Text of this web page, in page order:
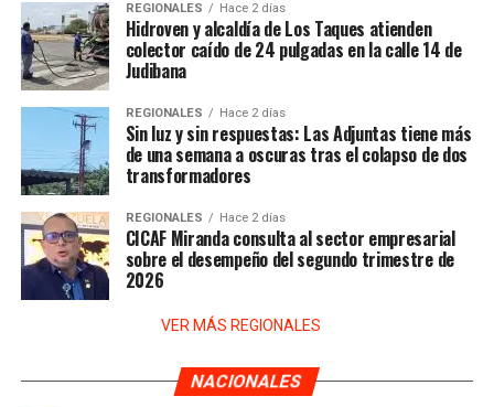
REGIONALES Hace 2 días
Hidroven y alcaldía de Los Taques atienden
colector caído de 24 pulgadas en la calle 14 de
Judibana
REGIONALES Hace 2 días
Sin luz y sin respuestas: Las Adjuntas tiene más
de una semana a oscuras tras el colapso de dos
transformadores
REGIONALES Hace 2 días
CICAF Miranda consulta al sector empresarial
sobre el desempeño del segundo trimestre de
2026
VER MÁS REGIONALES
NACIONALES